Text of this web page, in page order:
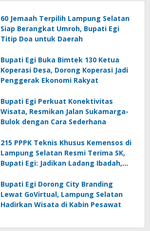
60 Jemaah Terpilih Lampung Selatan
Siap Berangkat Umroh, Bupati Egi
Titip Doa untuk Daerah
Bupati Egi Buka Bimtek 130 Ketua
Koperasi Desa, Dorong Koperasi Jadi
Penggerak Ekonomi Rakyat
Bupati Egi Perkuat Konektivitas
Wisata, Resmikan Jalan Sukamarga-
Bulok dengan Cara Sederhana
215 PPPK Teknis Khusus Kemensos di
Lampung Selatan Resmi Terima SK,
Bupati Egi: Jadikan Ladang Ibadah,
Bupati Egi Dorong City Branding
Lewat GoVirtual, Lampung Selatan
Hadirkan Wisata di Kabin Pesawat